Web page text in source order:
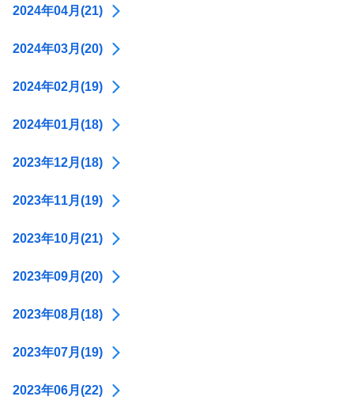
2024年04月(21)
2024年03月(20)
2024年02月(19)
2024年01月(18)
2023年12月(18)
2023年11月(19)
2023年10月(21)
2023年09月(20)
2023年08月(18)
2023年07月(19)
2023年06月(22)